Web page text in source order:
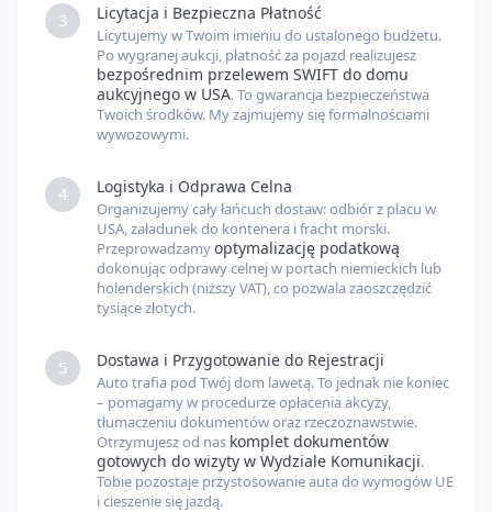
3 Licytacja i Bezpieczna Płatność
Licytujemy w Twoim imieniu do ustalonego budżetu.
Po wygranej aukcji, płatność za pojazd realizujesz
bezpośrednim przelewem SWIFT do domu
aukcyjnego w USA. To gwarancja bezpieczeństwa
Twoich środków. My zajmujemy się formalnościami
wywozowymi.
4 Logistyka i Odprawa Celna
Organizujemy cały łańcuch dostaw: odbiór z placu w
USA, załadunek do kontenera i fracht morski.
Przeprowadzamyoptymalizację podatkową
dokonując odprawy celnej w portach niemieckich lub
holenderskich (niższy VAT), co pozwala zaoszczędzić
tysiące złotych.
5 Dostawa i Przygotowanie do Rejestracji
Auto trafia pod Twój dom lawetą. To jednak nie koniec
– pomagamy w procedurze opłacenia akcyzy,
tłumaczeniu dokumentów oraz rzeczoznawstwie.
Otrzymujesz od nas komplet dokumentów
gotowych do wizyty w Wydziale Komunikacji.
Tobie pozostaje przystosowanie auta do wymogów UE
i cieszenie się jazdą.